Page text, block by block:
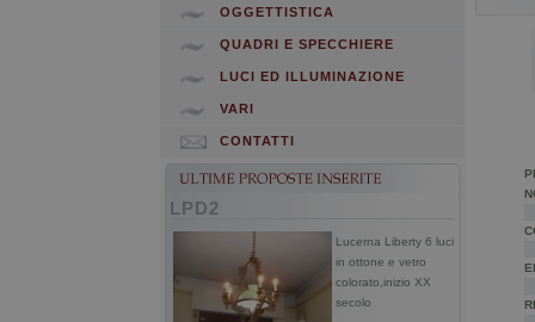
OGGETTISTICA
QUADRI E SPECCHIERE
LUCI ED ILLUMINAZIONE
VARI
CONTATTI
LPD2
Lucerna Liberty 6 luci
in ottone e vetro
colorato,inizio XX
secolo